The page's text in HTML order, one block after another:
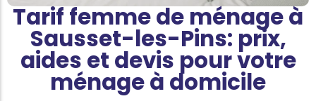
Tarif femme de ménage à
Sausset-les-Pins: prix,
aides et devis pour votre
ménage à domicile